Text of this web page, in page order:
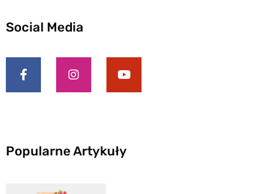
Social Media
Popularne Artykuły